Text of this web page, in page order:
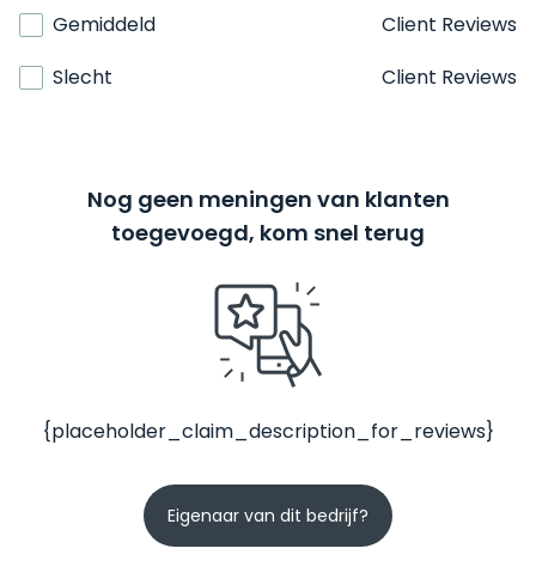
Gemiddeld
Client Reviews
Slecht
Client Reviews
Nog geen meningen van klanten
toegevoegd, kom snel terug
{placeholder_claim_description_for_reviews}
Eigenaar van dit bedrijf?